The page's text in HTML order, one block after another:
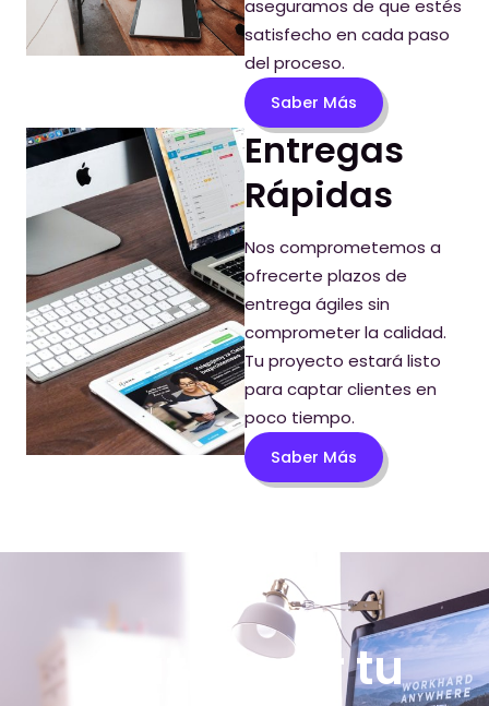
aseguramos de que estés
satisfecho en cada paso
del proceso.
Saber Más
Entregas
Rápidas
Nos comprometemos a
ofrecerte plazos de
entrega ágiles sin
comprometer la calidad.
Tu proyecto estará listo
para captar clientes en
poco tiempo.
Saber Más
¡Haz crecer tu